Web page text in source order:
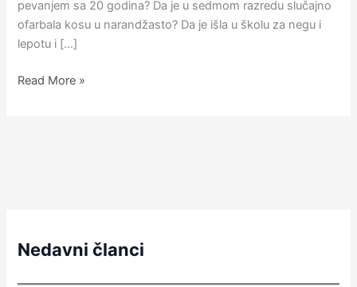
pevanjem sa 20 godina? Da je u sedmom razredu slučajno
ofarbala kosu u narandžasto? Da je išla u školu za negu i
lepotu i […]
Read More »
Nedavni članci